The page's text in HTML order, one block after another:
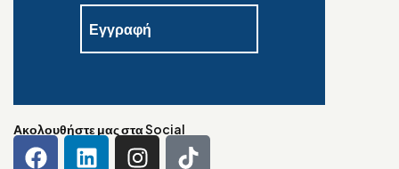
Ακολουθήστε μας στα Social